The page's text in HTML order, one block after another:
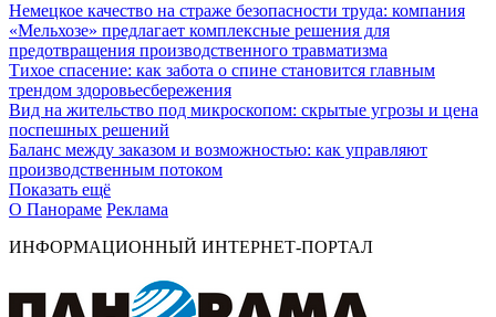
Немецкое качество на страже безопасности труда: компания
«Мельхозе» предлагает комплексные решения для
предотвращения производственного травматизма
Тихое спасение: как забота о спине становится главным
трендом здоровьесбережения
Вид на жительство под микроскопом: скрытые угрозы и цена
поспешных решений
Баланс между заказом и возможностью: как управляют
производственным потоком
Показать ещё
О Панораме Реклама
ИНФОРМАЦИОННЫЙ ИНТЕРНЕТ-ПОРТАЛ